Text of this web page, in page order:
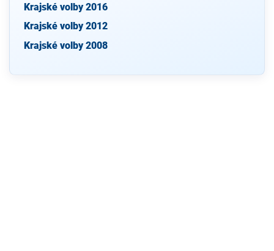
Krajské volby 2016
Krajské volby 2012
Krajské volby 2008